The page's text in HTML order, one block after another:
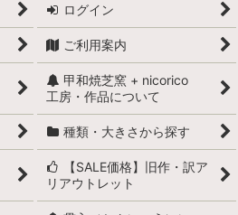
ログイン
ご利用案内
甲和焼芝窯 + nicorico
工房・作品について
種類・大きさから探す
【SALE価格】旧作・訳ア
リアウトレット